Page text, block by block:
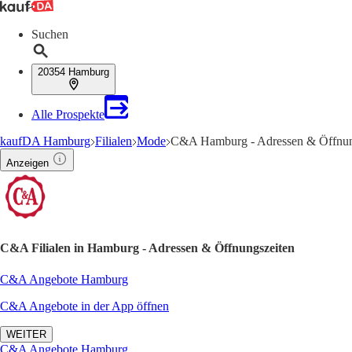
Suchen
20354 Hamburg
Alle Prospekte
kaufDA Hamburg Filialen Mode C&A Hamburg - Adressen &
Anzeigen
C&A Filialen in Hamburg - Adressen & Öffnungszeiten
C&A Angebote Hamburg
C&A Angebote in der App öffnen
WEITER
C&A Angebote Hamburg